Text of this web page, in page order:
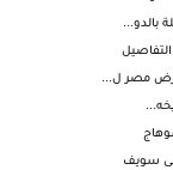
بالدو...
مصر ل...
سويف